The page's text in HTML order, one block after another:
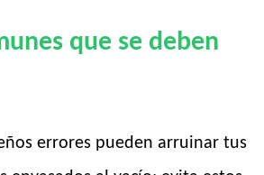
que se deben
errores pueden arruinar tus